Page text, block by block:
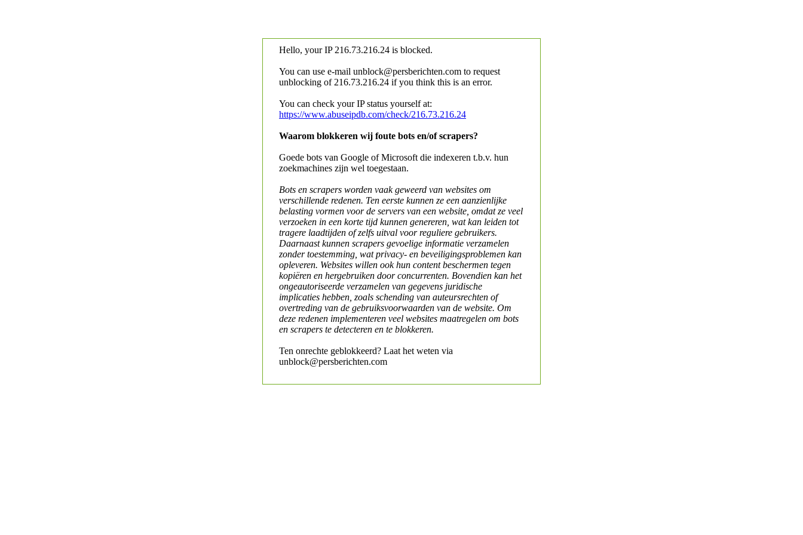
Hello, your IP 216.73.216.24 is blocked.
You can use e-mail unblock@persberichten.com to request
unblocking of 216.73.216.24 if you think this is an error.
You can check your IP status yourself at:
https://www.abuseipdb.com/check/216.73.216.24
Waarom blokkeren wij foute bots en/of scrapers?
Goede bots van Google of Microsoft die indexeren t.b.v. hun
zoekmachines zijn wel toegestaan.
Bots en scrapers worden vaak geweerd van websites om
verschillende redenen. Ten eerste kunnen ze een aanzienlijke
belasting vormen voor de servers van een website, omdat ze veel
verzoeken in een korte tijd kunnen genereren, wat kan leiden tot
tragere laadtijden of zelfs uitval voor reguliere gebruikers.
Daarnaast kunnen scrapers gevoelige informatie verzamelen
zonder toestemming, wat privacy- en beveiligingsproblemen kan
opleveren. Websites willen ook hun content beschermen tegen
kopiëren en hergebruiken door concurrenten. Bovendien kan het
ongeautoriseerde verzamelen van gegevens juridische
implicaties hebben, zoals schending van auteursrechten of
overtreding van de gebruiksvoorwaarden van de website. Om
deze redenen implementeren veel websites maatregelen om bots
en scrapers te detecteren en te blokkeren.
Ten onrechte geblokkeerd? Laat het weten via
unblock@persberichten.com